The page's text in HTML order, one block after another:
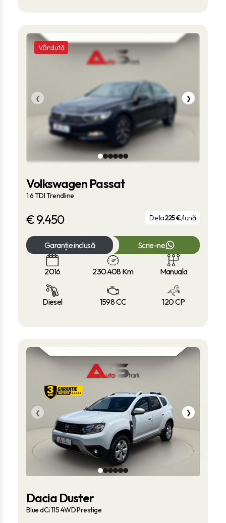
❮ ❯
Vândută
Volkswagen Passat
1.6 TDI Trendline
€9.450 De la225 €/lună
Garanție inclusă Scrie-ne
2016 230.408Km Manuala
Diesel 1598 CC 120 CP
❮ ❯
Dacia Duster
Blue dCi 115 4WD Prestige